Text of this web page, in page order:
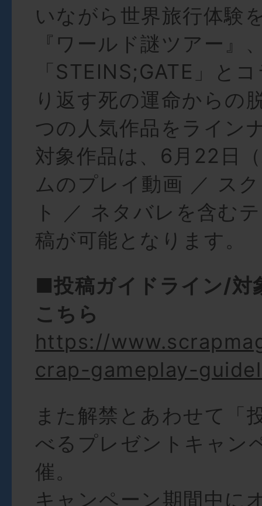
いながら世界旅行体験
『ワールド謎ツアー』
「STEINS;GATE」と
り返す死の運命からの
つの人気作品をライン
対象作品は、6月22日
ムのプレイ動画 ／ ス
ト ／ ネタバレを含む
稿が可能となります。
■投稿ガイドライン/対
こちら
https://
crap-gameplay-
また解禁とあわせて「
べるプレゼントキャン
催。
キャンペーン期間中に